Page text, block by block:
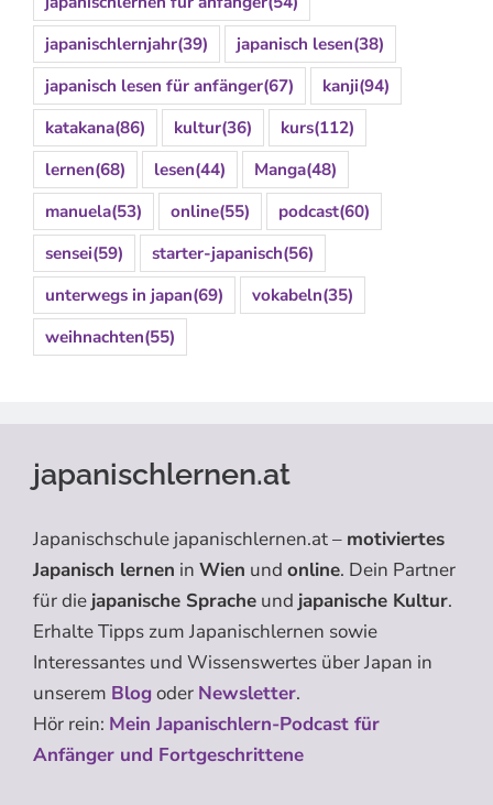
japanischlernjahr(39) japanisch lesen(38)
japanisch lesen für anfänger(67) kanji(94)
katakana(86) kultur(36) kurs(112)
lernen(68) lesen(44) Manga(48)
manuela(53) online(55) podcast(60)
sensei(59) starter-japanisch(56)
unterwegs in japan(69) vokabeln(35)
weihnachten(55)
japanischlernen.at
Japanischschule japanischlernen.at – motiviertes
Japanisch lernen in Wien und online. Dein Partner
für die japanische Sprache und japanische Kultur.
Erhalte Tipps zum Japanischlernen sowie
Interessantes und Wissenswertes über Japan in
unserem Blogoder Newsletter.
Hör rein: Mein Japanischlern-Podcast für
Anfänger und Fortgeschrittene